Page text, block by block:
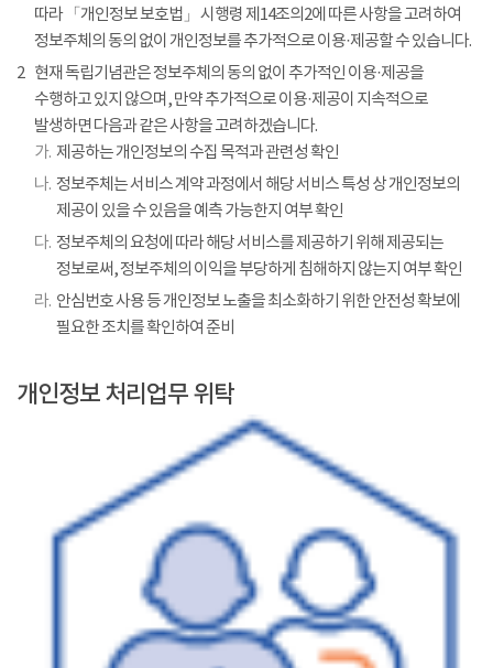
따라 「개인정보 보호법」 시행령 제14조의2에 따른 사항을 고려하여
정보주체의 동의 없이 개인정보를 추가적으로 이용·제공할 수 있습니다.
2 현재 독립기념관은 정보주체의 동의 없이 추가적인 이용·제공을
수행하고 있지 않으며, 만약 추가적으로 이용·제공이 지속적으로
발생하면 다음과 같은 사항을 고려하겠습니다.
가. 제공하는 개인정보의 수집 목적과 관련성 확인
나. 정보주체는 서비스 계약 과정에서 해당 서비스 특성 상 개인정보의
제공이 있을 수 있음을 예측 가능한지 여부 확인
다. 정보주체의 요청에 따라 해당 서비스를 제공하기 위해 제공되는
정보로써, 정보주체의 이익을 부당하게 침해하지 않는지 여부 확인
라. 안심번호 사용 등 개인정보 노출을 최소화하기 위한 안전성 확보에
필요한 조치를 확인하여 준비
개인정보 처리업무 위탁